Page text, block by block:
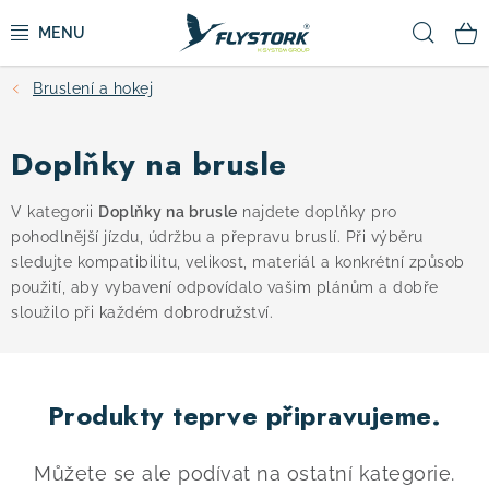
na
CYKLISTIKA
ZIMNÍ SPORTY
KOLOBĚŽKY
OBLEČENÍ A BOTY
CAMPING
VÝPRODEJ
Bruslení a hokej
Doplňky na brusle
V kategorii Doplňky na brusle najdete doplňky pro
pohodlnější jízdu, údržbu a přepravu bruslí. Při výběru
sledujte kompatibilitu, velikost, materiál a konkrétní způsob
použití, aby vybavení odpovídalo vašim plánům a dobře
sloužilo při každém dobrodružství.
Produkty teprve připravujeme.
Můžete se ale podívat na ostatní kategorie.